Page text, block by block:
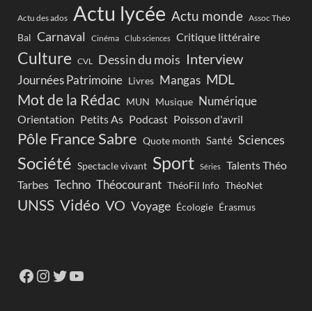
Actu des ados Actu lycée Actu monde Assoc Théo
Bal Carnaval Cinéma Club sciences Critique littéraire
Culture CVL Dessin du mois Interview
Journées Patrimoine Livres Mangas MDL
Mot de la Rédac MUN Musique Numérique
Orientation Petits As Podcast Poisson d'avril
Pôle France Sabre Quote month Santé Sciences
Société Spectacle vivant Sport Séries
Talents Théo
Tarbes Techno Théocourant ThéoFil Info ThéoNet
UNSS Vidéo VO Voyage Écologie Érasmus